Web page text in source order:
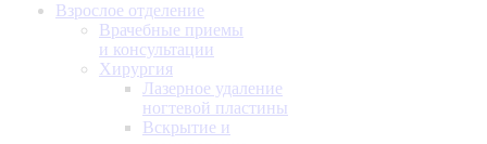
Взрослое отделение
Врачебные приемы
и консультации
Хирургия
Лазерное удаление
ногтевой пластины
Вскрытие и